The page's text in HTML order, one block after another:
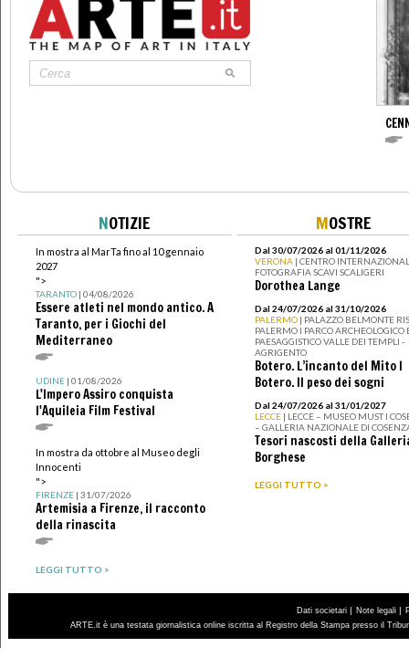
NOTIZIE
In mostra al MarTa fino al 10 gennaio
2027
">
TARANTO| 04/08/2026
Essere atleti nel mondo antico. A
Taranto, per i Giochi del
Mediterraneo
UDINE| 01/08/2026
L'Impero Assiro conquista
l'Aquileia Film Festival
In mostra da ottobre al Museo degli
Innocenti
">
FIRENZE| 31/07/2026
Artemisia a Firenze, il racconto
della rinascita
LEGGI TUTTO >
MOSTRE
Dal 30/07/2026 al 01/11/2026
VERONA | CENTRO
FOTOGRAFIA SCAVI SCALIGERI
Dorothea Lange
Dal 24/07/2026 al 31/10/2026
PALERMO | PALAZZO BELMONTE
PALERMO I PARCO ARCHEOLOGICO
PAESAGGISTICO VALLE DEI TEMPLI -
AGRIGENTO
Botero. L’incanto del Mito I
Botero. Il peso dei sogni
Dal 24/07/2026 al 31/01/2027
LECCE | LECCE – MUSEO MUST I
– GALLERIA NAZIONALE DI
Tesori nascosti della
Borghese
LEGGI TUTTO >
Dati societari | Note legali |
ARTE.it è una testata giornalistica online iscritta al Registro della Stampa presso il